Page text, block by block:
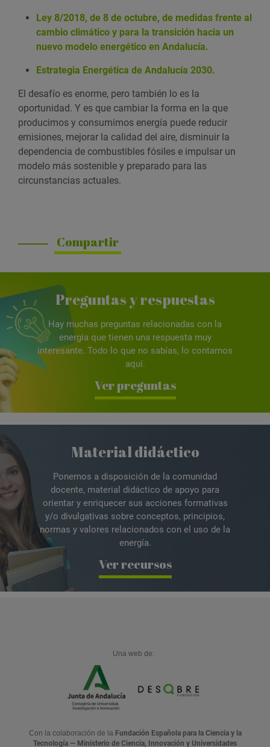
Ley 8/2018, de 8 de octubre, de medidas frente al
cambio climático y para la transición hacia un
nuevo modelo energético en Andalucía.
Estrategia Energética de Andalucía 2030.
El desafío es enorme, pero también lo es la
oportunidad. Y es que cambiar la forma en la que
producimos y consumimos energía puede reducir
emisiones, mejorar la calidad del aire, disminuir la
dependencia de combustibles fósiles e impulsar un
modelo más sostenible y preparado para las
circunstancias actuales.
Compartir
Preguntas y respuestas
Hay muchas preguntas relacionadas con la
energía que tienen una respuesta muy
interesante. Todo lo que no sabías, lo contamos
aquí.
Ver preguntas
Material didáctico
Ponemos a disposición de la comunidad
docente, material didáctico de apoyo para
orientar y enriquecer sus acciones formativas
y/o divulgativas sobre conceptos, principios,
normas y valores relacionados con el uso de la
energía.
Ver recursos
Una web de:
Con la colaboración de la Fundación Española para la Ciencia y la
Tecnología — Ministerio de Ciencia, Innovación y Universidades